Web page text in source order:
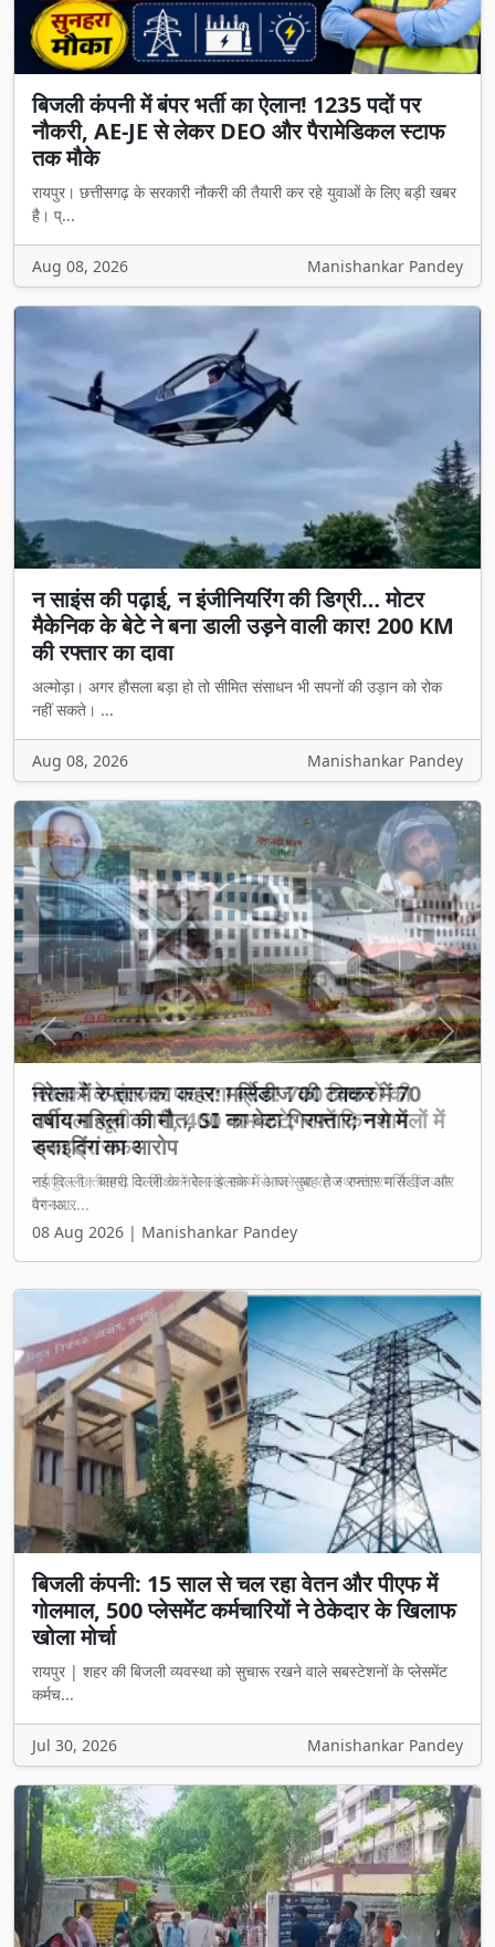
बिजली कंपनी में बंपर भर्ती का ऐलान! 1235 पदों पर
नौकरी, AE-JE से लेकर DEO और पैरामेडिकल स्टाफ
तक मौके
रायपुर। छत्तीसगढ़ के सरकारी नौकरी की तैयारी कर रहे युवाओं के लिए बड़ी खबर
है। प्...
Aug 08, 2026 Manishankar Pandey
न साइंस की पढ़ाई, न इंजीनियरिंग की डिग्री… मोटर
मैकेनिक के बेटे ने बना डाली उड़ने वाली कार! 200 KM
की रफ्तार का दावा
अल्मोड़ा। अगर हौसला बड़ा हो तो सीमित संसाधन भी सपनों की उड़ान को रोक
नहीं सकते। ...
Aug 08, 2026 Manishankar Pandey
शिक्षकों के इंतजार पर लगा ब्रेक! 700 शिक्षकों की
तबादला सूची जारी, 400 नाम कटे; जानें किन मामलों में
रुका ट्रांसफर
रायपुर। छत्तीसगढ़ के शिक्षकों के लंबे समय से चले आ रहे स्थानांतरण के इंतजार
पर आ...
08 Aug 2026 | Manishankar Pandey
Previous Next
बिजली कंपनी: 15 साल से चल रहा वेतन और पीएफ में
गोलमाल, 500 प्लेसमेंट कर्मचारियों ने ठेकेदार के खिलाफ
खोला मोर्चा
रायपुर | शहर की बिजली व्यवस्था को सुचारू रखने वाले सबस्टेशनों के प्लेसमेंट
कर्मच...
Jul 30, 2026 Manishankar Pandey